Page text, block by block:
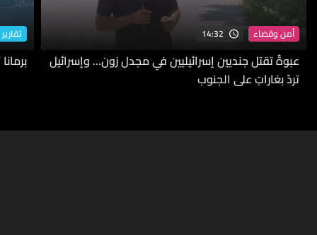
أمن وقضاء 14:32
عبوةٌ تقتل جنديين إسرائيليين في مجدل زون… وإسرائيل
تردّ بغاراتٍ على الجنوب